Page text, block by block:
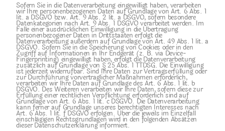
Sofern Sie in die Datenverarbeitung eingewilligt haben, verarbeiten
wir Ihre personenbezogenen Daten auf Grundlage von Art. 6 Abs. 1
lit. a DSGVO bzw. Art. 9 Abs. 2 lit. a DSGVO, sofern besondere
Datenkategorien nach Art. 9 Abs. 1 DSGVO verarbeitet werden. Im
Falle einer ausdrücklichen Einwilligung in die Übertragung
personenbezogener Daten in Drittstaaten erfolgt die
Datenverarbeitung außerdem auf Grundlage von Art. 49 Abs. 1 lit. a
DSGVO. Sofern Sie in die Speicherung von Cookies oder in den
Zugriff auf Informationen in Ihr Endgerät (z. B. via Device-
Fingerprinting) eingewilligt haben, erfolgt die Datenverarbeitung
zusätzlich auf Grundlage von § 25 Abs. 1 TTDSG. Die Einwilligung
ist jederzeit widerrufbar. Sind Ihre Daten zur Vertragserfüllung oder
zur Durchführung vorvertraglicher Maßnahmen erforderlich,
verarbeiten wir Ihre Daten auf Grundlage des Art. 6 Abs. 1 lit. b
DSGVO. Des Weiteren verarbeiten wir Ihre Daten, sofern diese zur
Erfüllung einer rechtlichen Verpflichtung erforderlich sind auf
Grundlage von Art. 6 Abs. 1 lit. c DSGVO. Die Datenverarbeitung
kann ferner auf Grundlage unseres berechtigten Interesses nach
Art. 6 Abs. 1 lit. f DSGVO erfolgen. Über die jeweils im Einzelfall
einschlägigen Rechtsgrundlagen wird in den folgenden Absätzen
dieser Datenschutzerklärung informiert.